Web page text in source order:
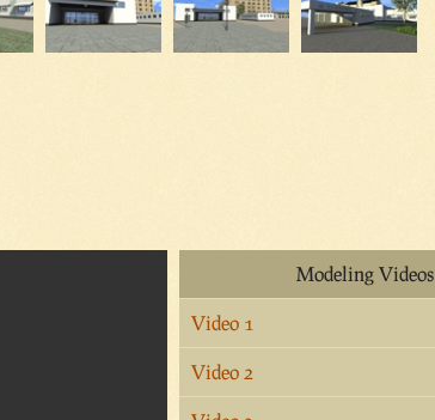
Modeling Videos
Video 1
Video 2